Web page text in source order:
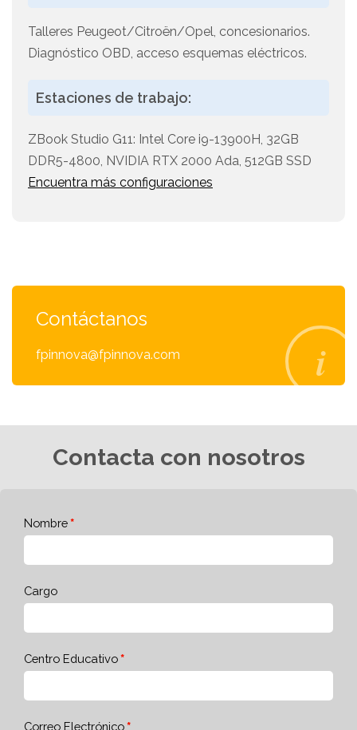
Talleres Peugeot/Citroën/Opel, concesionarios.
Diagnóstico OBD, acceso esquemas eléctricos.
Estaciones de trabajo:
ZBook Studio G11: Intel Core i9-13900H, 32GB
DDR5-4800, NVIDIA RTX 2000 Ada, 512GB SSD
Encuentra más configuraciones
Contáctanos
fpinnova@fpinnova.com
Contacta con nosotros
Nombre
Cargo
Centro Educativo
Correo Electrónico